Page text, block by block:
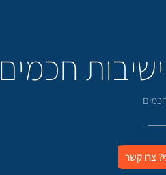
חכמים
צרו קשר